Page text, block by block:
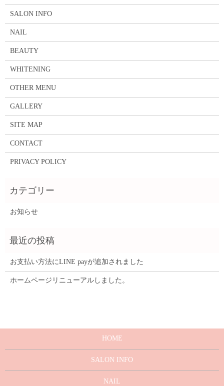
SALON INFO
NAIL
BEAUTY
WHITENING
OTHER MENU
GALLERY
SITE MAP
CONTACT
PRIVACY POLICY
お知らせ
お支払い方法にLINE payが追加されました
ホームページリニューアルしました。
HOME
SALON INFO
NAIL